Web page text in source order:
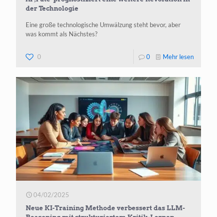
der Technologie
Eine große technologische Umwälzung steht bevor, aber
was kommt als Nächstes?
0 0 Mehr lesen-
‚Pate‘
eine
weitere
in
der
04/02/2025
Neue KI-Training Methode verbessert das LLM-